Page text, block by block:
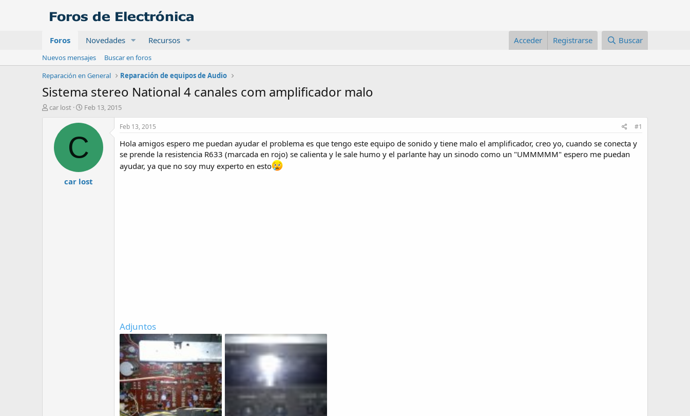
Foros Novedades Recursos Acceder Registrarse Buscar
Nuevos mensajes
Buscar en foros
Reparación en General
Reparación de equipos de Audio
Sistema stereo National 4 canales com amplificador malo
A
car lost
F
c
a
d
i
n
Feb 13, 2015
C
car lost
Feb 13, 2015 #1
Hola amigos espero me puedan ayudar el problema es que tengo este equipo de sonido y tiene malo el amplificador, creo yo, cuando se conecta y
se prende la resistencia R633 (marcada en rojo) se calienta y le sale humo y el parlante hay un sinodo como un "UMMMMM" espero me puedan
ayudar, ya que no soy muy experto en esto
Adjuntos